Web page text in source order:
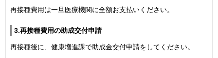
再接種費用は一旦医療機関に全額お支払いください。
3.再接種費用の助成交付申請
再接種後に、健康増進課で助成金交付申請をしてください。